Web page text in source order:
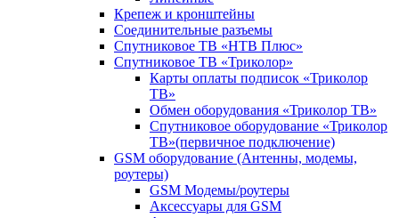
Крепеж и кронштейны
Соединительные разъемы
Спутниковое ТВ «НТВ Плюс»
Спутниковое ТВ «Триколор»
Карты оплаты подписок «Триколор
ТВ»
Обмен оборудования «Триколор ТВ»
Спутниковое оборудование «Триколор
ТВ»(первичное подключение)
GSM оборудование (Антенны, модемы,
роутеры)
GSM Модемы/роутеры
Аксессуары для GSM